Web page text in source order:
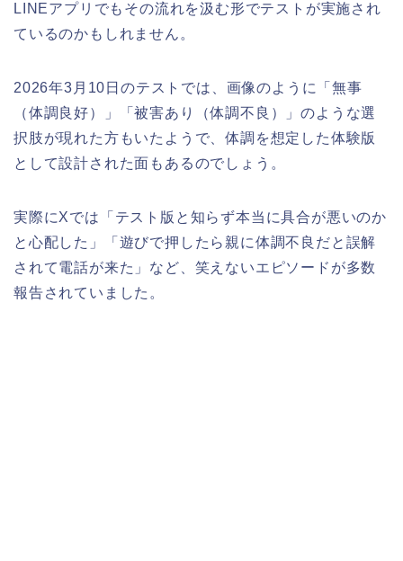
LINEアプリでもその流れを汲む形でテストが実施され
ているのかもしれません。
2026年3月10日のテストでは、画像のように「無事
（体調良好）」「被害あり（体調不良）」のような選
択肢が現れた方もいたようで、体調を想定した体験版
として設計された面もあるのでしょう。
実際にXでは「テスト版と知らず本当に具合が悪いのか
と心配した」「遊びで押したら親に体調不良だと誤解
されて電話が来た」など、笑えないエピソードが多数
報告されていました。